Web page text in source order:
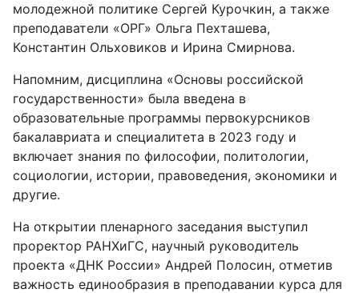
молодежной политике Сергей Курочкин, а также
преподаватели «ОРГ» Ольга Пехташева,
Константин Ольховиков и Ирина Смирнова.
Напомним, дисциплина «Основы российской
государственности» была введена в
образовательные программы первокурсников
бакалавриата и специалитета в 2023 году и
включает знания по философии, политологии,
социологии, истории, правоведения, экономики и
другие.
На открытии пленарного заседания выступил
проректор РАНХиГС, научный руководитель
проекта «ДНК России» Андрей Полосин, отметив
важность единообразия в преподавании курса для